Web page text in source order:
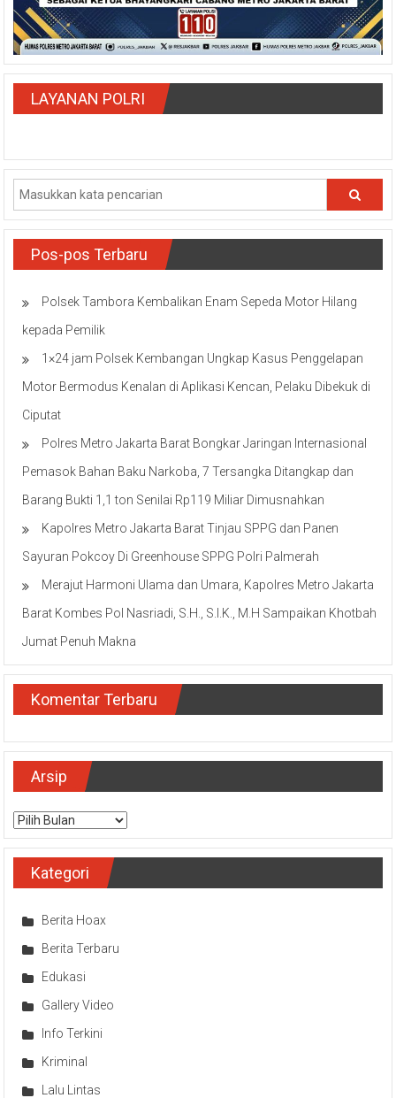
LAYANAN POLRI
Pos-pos Terbaru
Polsek Tambora Kembalikan Enam Sepeda Motor Hilang
kepada Pemilik
1×24 jam Polsek Kembangan Ungkap Kasus Penggelapan
Motor Bermodus Kenalan di Aplikasi Kencan, Pelaku Dibekuk di
Ciputat
Polres Metro Jakarta Barat Bongkar Jaringan Internasional
Pemasok Bahan Baku Narkoba, 7 Tersangka Ditangkap dan
Barang Bukti 1,1 ton Senilai Rp119 Miliar Dimusnahkan
Kapolres Metro Jakarta Barat Tinjau SPPG dan Panen
Sayuran Pokcoy Di Greenhouse SPPG Polri Palmerah
Merajut Harmoni Ulama dan Umara, Kapolres Metro Jakarta
Barat Kombes Pol Nasriadi, S.H., S.I.K., M.H Sampaikan Khotbah
Jumat Penuh Makna
Komentar Terbaru
Arsip
Arsip
Kategori
Berita Hoax
Berita Terbaru
Edukasi
Gallery Video
Info Terkini
Kriminal
Lalu Lintas